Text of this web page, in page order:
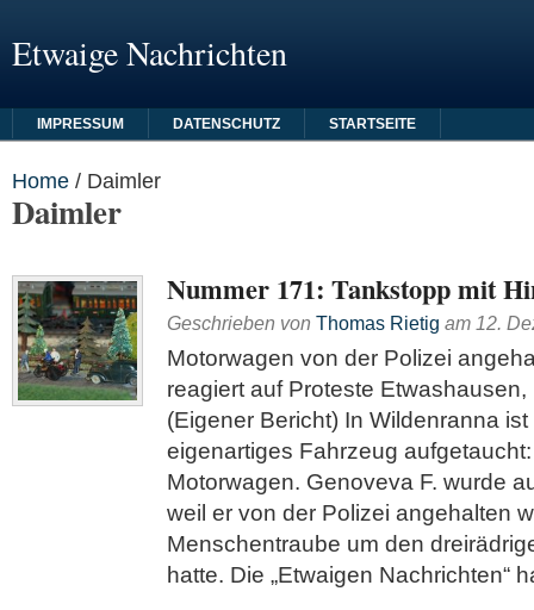
Etwaige Nachrichten
IMPRESSUM DATENSCHUTZ STARTSEITE
Home / Daimler
Daimler
Nummer 171: Tankstopp mit
Geschrieben von Thomas Rietig am 12.
Motorwagen von der Polizei
reagiert auf Proteste
(Eigener Bericht) In Wildenranna
eigenartiges Fahrzeug
Motorwagen. Genoveva F. wurde
weil er von der Polizei angehalten
Menschentraube um den
hatte. Die „Etwaigen Nachrichten“